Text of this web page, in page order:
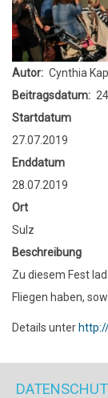
Autor
Cynthia
Beitragsdatum
Startdatum
27.07.2019
Enddatum
28.07.2019
Ort
Sulz
Beschreibung
Zu diesem Fest
Fliegen haben,
Details unter